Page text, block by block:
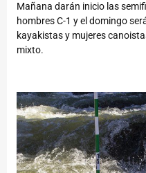
Mañana darán inicio las
hombres C-1 y el domingo
kayakistas y mujeres
mixto.